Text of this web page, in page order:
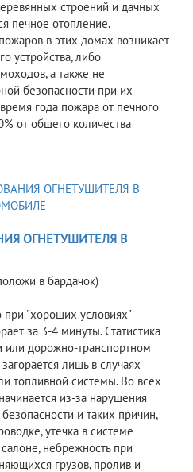
строений и дачных
печное отопление.
в этих домах возникает
устройства, либо
а также не
безопасности при их
года пожара от печного
от общего количества
ОГНЕТУШИТЕЛЯ В
в бардачок)
"хороших условиях"
за 3-4 минуты. Статистика
или дорожно-транспортном
лишь в случаях
топливной системы. Во всех
из-за нарушения
и таких причин,
утечка в системе
небрежность при
грузов, пролив и